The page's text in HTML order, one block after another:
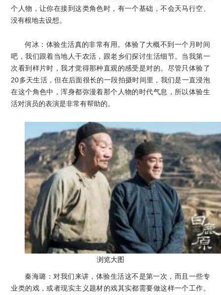
个人物，让你在接到这类角色时，有一个基础，不会天马行空、
没有根地去设想。
何冰：体验生活真的非常有用。体验了大概不到一个月时间
吧，我们跟着当地人干农活，跟老乡们探讨生活细节。当我第一
次看到样片时，我才觉得那种直观的感受是对的。尽管只体验了
20多天生活，但在后面很长的一段拍摄时间里，我们是一直浸泡
在这个角色中，浑身都弥漫着那个人物的时代气息，所以体验生
活对演员的表演是非常有帮助的。
浏览大图
秦海璐：对我们来讲，体验生活这不是第一次，而且一些专
业类的戏，或者现实主义题材的戏其实都需要做这样一个工作。